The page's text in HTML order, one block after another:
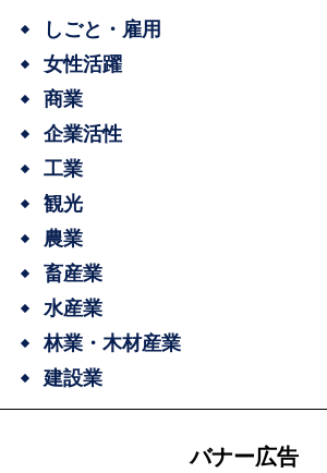
しごと・雇用
女性活躍
商業
企業活性
工業
観光
農業
畜産業
水産業
林業・木材産業
建設業
バナー広告